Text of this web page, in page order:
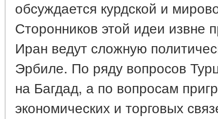
обсуждается курдской и
Сторонников этой идеи извне
Иран ведут сложную
Эрбиле. По ряду вопросов
на Багдад, а по вопросам
экономических и торговых